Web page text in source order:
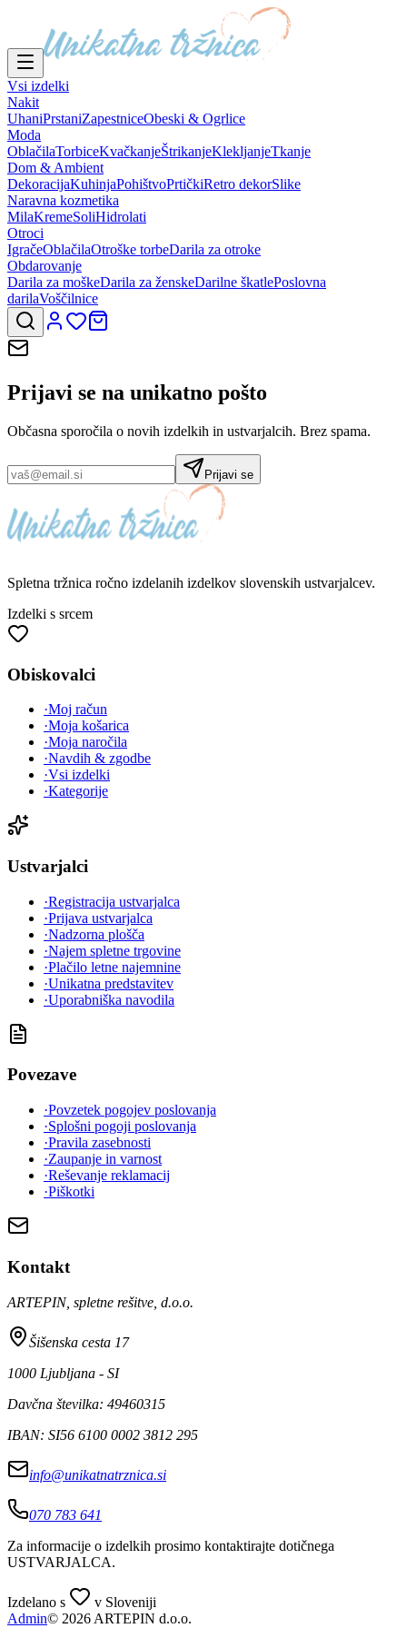
Vsi izdelki
Nakit
UhaniPrstaniZapestniceObeski & Ogrlice
Moda
OblačilaTorbiceKvačkanjeŠtrikanjeKlekljanjeTkanje
Dom & Ambient
DekoracijaKuhinjaPohištvoPrtičkiRetro dekorSlike
Naravna kozmetika
MilaKremeSoliHidrolati
Otroci
IgračeOblačilaOtroške torbeDarila za otroke
Obdarovanje
Darila za moškeDarila za ženskeDarilne škatlePoslovna
darilaVoščilnice
Prijavi se na unikatno pošto
Občasna sporočila o novih izdelkih in ustvarjalcih. Brez spama.
Prijavi se
Spletna tržnica ročno izdelanih izdelkov slovenskih ustvarjalcev.
Izdelki s srcem
Obiskovalci
·Moj račun
·Moja košarica
·Moja naročila
·Navdih & zgodbe
·Vsi izdelki
·Kategorije
Ustvarjalci
·Registracija ustvarjalca
·Prijava ustvarjalca
·Nadzorna plošča
·Najem spletne trgovine
·Plačilo letne najemnine
·Unikatna predstavitev
·Uporabniška navodila
Povezave
·Povzetek pogojev poslovanja
·Splošni pogoji poslovanja
·Pravila zasebnosti
·Zaupanje in varnost
·Reševanje reklamacij
·Piškotki
Kontakt
ARTEPIN, spletne rešitve, d.o.o.
Šišenska cesta 17
1000 Ljubljana - SI
Davčna številka: 49460315
IBAN: SI56 6100 0002 3812 295
info@unikatnatrznica.si
070 783 641
Za informacije o izdelkih prosimo kontaktirajte dotičnega
USTVARJALCA.
Izdelano s
v Sloveniji
Admin© 2026 ARTEPIN d.o.o.